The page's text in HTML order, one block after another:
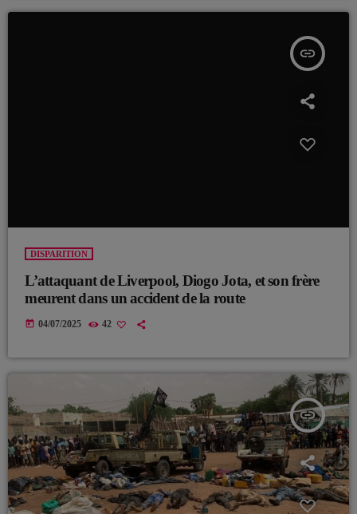
insert_link
DISPARITION
L’attaquant de Liverpool, Diogo Jota, et son frère
meurent dans un accident de la route
today 04/07/2025 42
insert_link